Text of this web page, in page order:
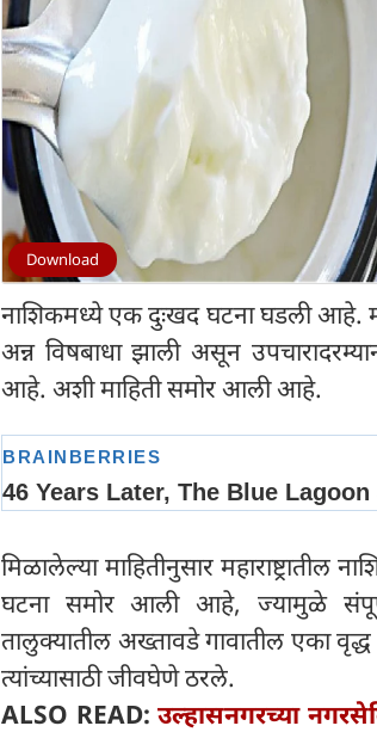
Download
नाशिकमध्ये एक दुःखद घटना घडली आहे.
अन्न विषबाधा झाली असून
आहे. अशी माहिती समोर आली आहे.
मिळालेल्या माहितीनुसार
घटना समोर आली आहे, ज्यामुळे
तालुक्यातील अख्तावडे गावातील एका
त्यांच्यासाठी जीवघेणे ठरले.
ALSO READ:उल्हासनगरच्या